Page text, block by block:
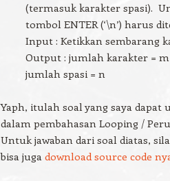
(termasuk karakter spasi).
tombol ENTER (‘\n’) harus
Input : Ketikkan sembarang
Output : jumlah karakter = m
jumlah spasi = n
Yaph, itulah soal yang saya
dalam pembahasan Looping /
Untuk jawaban dari soal diatas,
bisa juga download source code